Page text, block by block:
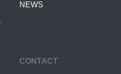
NEWS
CONTACT